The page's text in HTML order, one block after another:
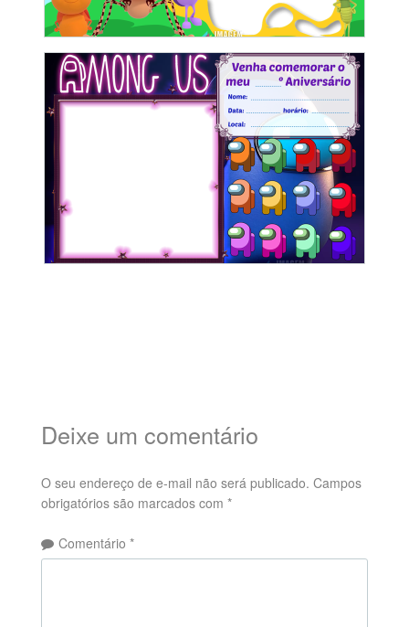
Deixe um comentário
O seu endereço de e-mail não será publicado. Campos
obrigatórios são marcados com *
Comentário *